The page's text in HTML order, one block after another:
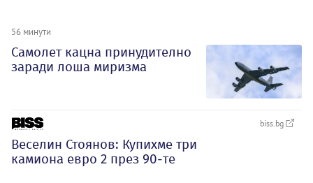
56 минути
Самолет кацна принудително
заради лоша миризма
biss.bg
Веселин Стоянов: Купихме три
камиона евро 2 през 90-те